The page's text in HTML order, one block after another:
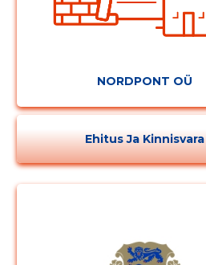
NORDPONT OÜ
Ehitus Ja Kinnisvara